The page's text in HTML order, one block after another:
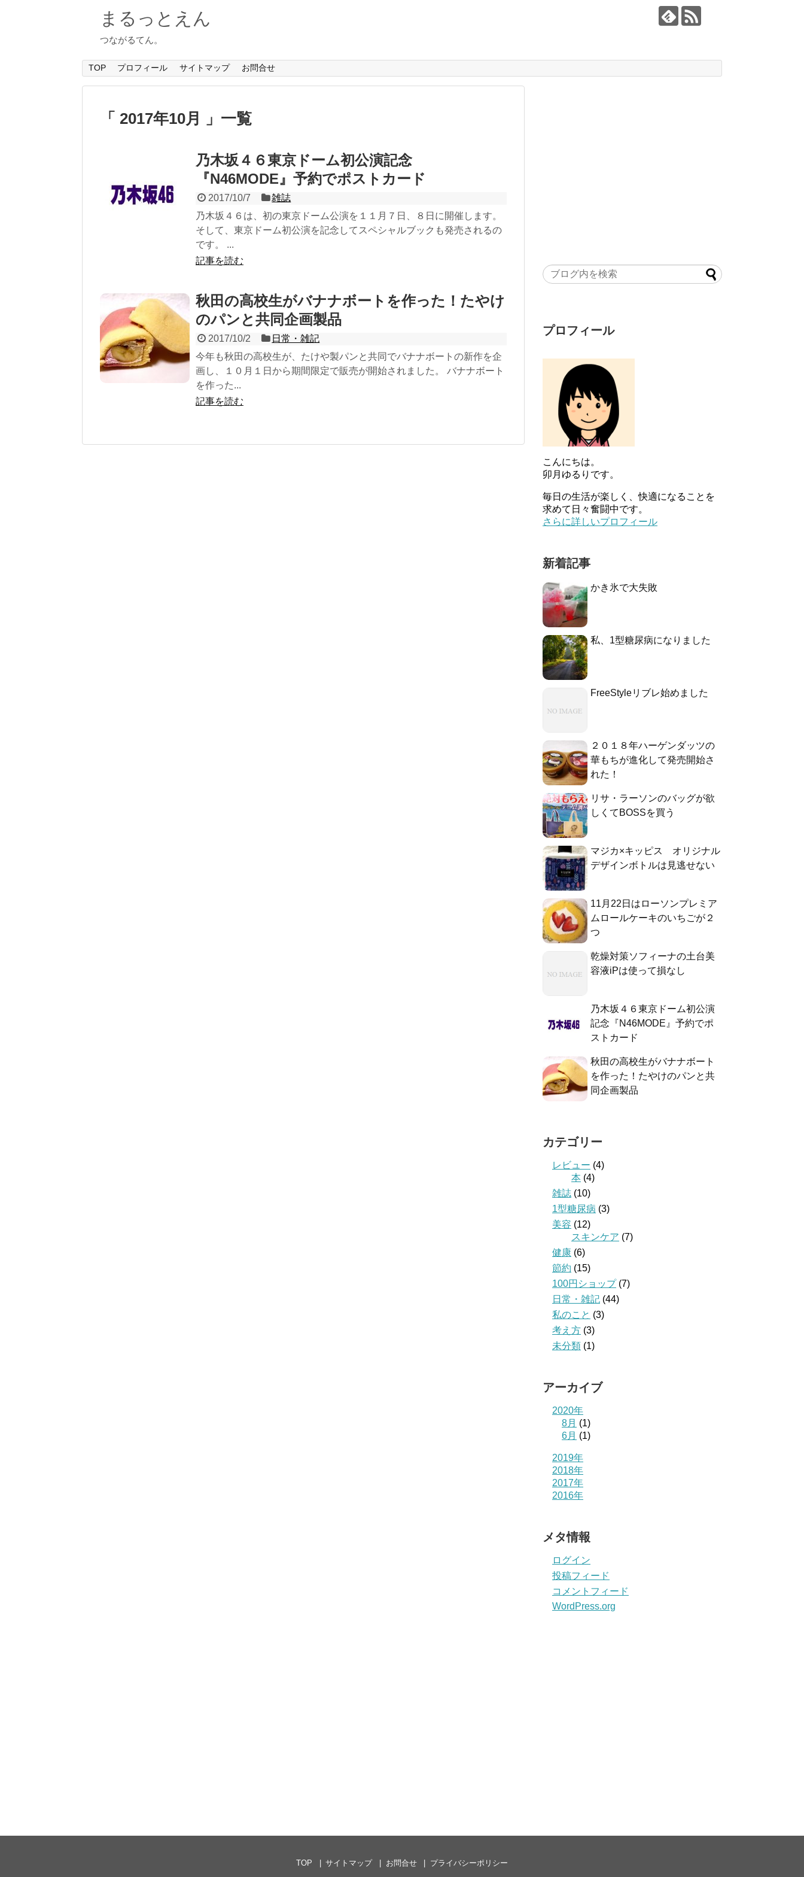
まるっとえん
つながるてん。
TOP プロフィール サイトマップ お問合せ
「 2017年10月 」一覧
乃木坂４６東京ドーム初公演記念
『N46MODE』予約でポストカード
2017/10/7
雑誌
乃木坂４６は、初の東京ドーム公演を１１月７日、８日に開催します。
そして、東京ドーム初公演を記念してスペシャルブックも発売されるの
です。 ...
記事を読む
秋田の高校生がバナナボートを作った！たやけ
のパンと共同企画製品
2017/10/2
日常・雑記
今年も秋田の高校生が、たけや製パンと共同でバナナボートの新作を企
画し、１０月１日から期間限定で販売が開始されました。 バナナボート
を作った...
記事を読む
プロフィール
こんにちは。
卯月ゆるりです。
毎日の生活が楽しく、快適になることを
求めて日々奮闘中です。
さらに詳しいプロフィール
新着記事
かき氷で大失敗
私、1型糖尿病になりました
FreeStyleリブレ始めました
２０１８年ハーゲンダッツの
華もちが進化して発売開始さ
れた！
リサ・ラーソンのバッグが欲
しくてBOSSを買う
マジカ×キッピス オリジナル
デザインボトルは見逃せない
11月22日はローソンプレミア
ムロールケーキのいちごが２
つ
乾燥対策ソフィーナの土台美
容液iPは使って損なし
乃木坂４６東京ドーム初公演
記念『N46MODE』予約でポ
ストカード
秋田の高校生がバナナボート
を作った！たやけのパンと共
同企画製品
カテゴリー
レビュー (4)
本 (4)
雑誌 (10)
1型糖尿病 (3)
美容 (12)
スキンケア (7)
健康 (6)
節約 (15)
100円ショップ(7)
日常・雑記 (44)
私のこと (3)
考え方 (3)
未分類 (1)
アーカイブ
2020年
8月 (1)
6月 (1)
2019年
2018年
2017年
2016年
メタ情報
ログイン
投稿フィード
コメントフィード
WordPress.org
TOP サイトマップ お問合せ
プライバシーポリシー